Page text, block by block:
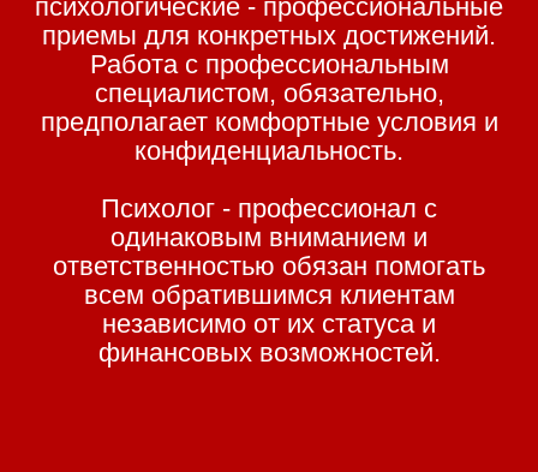
психологические - профессиональные
приемы для конкретных достижений.
Работа с профессиональным
специалистом, обязательно,
предполагает комфортные условия и
конфиденциальность.
Психолог - профессионал с
одинаковым вниманием и
ответственностью обязан помогать
всем обратившимся клиентам
независимо от их статуса и
финансовых возможностей.